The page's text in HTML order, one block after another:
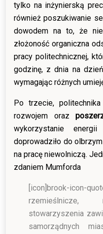
tylko na inżynierską
również poszukiwanie
dowodem na to, że
złożoność organiczna
pracy politechnicznej,
godzinę, z dnia na
wymagając różnych
Po trzecie,
rozwojem oraz
wykorzystanie
doprowadziło do
na pracę niewolniczą.
zdaniem Mumforda
[icon]brook-icon-
rzemieślnicze,
stowarzyszenia
samorządnych